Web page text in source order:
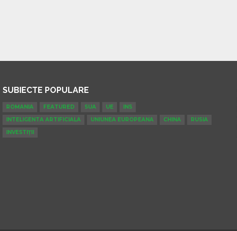
SUBIECTE POPULARE
ROMANIA FEATURED SUA UE
INS
INTELIGENTA ARTIFICIALA
UNIUNEA EUROPEANA CHINA
RUSIA
INVESTIȚII